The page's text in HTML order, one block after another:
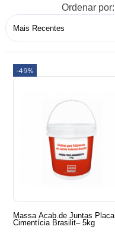
Ordenar por:
-49%
Massa Acab.de Juntas Placa
Cimentícia Brasilit– 5kg